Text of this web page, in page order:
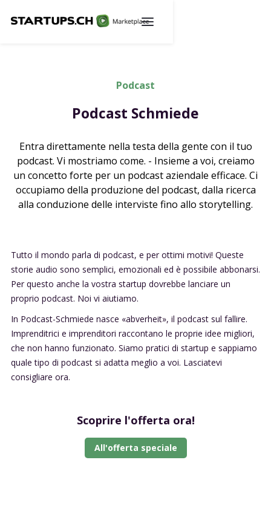
Podcast
Podcast Schmiede
Entra direttamente nella testa della gente con il tuo
podcast. Vi mostriamo come. - Insieme a voi, creiamo
un concetto forte per un podcast aziendale efficace. Ci
occupiamo della produzione del podcast, dalla ricerca
alla conduzione delle interviste fino allo storytelling.
Tutto il mondo parla di podcast, e per ottimi motivi! Queste
storie audio sono semplici, emozionali ed è possibile abbonarsi.
Per questo anche la vostra startup dovrebbe lanciare un
proprio podcast. Noi vi aiutiamo.
In Podcast-Schmiede nasce «abverheit», il podcast sul fallire.
Imprenditrici e imprenditori raccontano le proprie idee migliori,
che non hanno funzionato. Siamo pratici di startup e sappiamo
quale tipo di podcast si adatta meglio a voi. Lasciatevi
consigliare ora.
Scoprire l'offerta ora!
All'offerta speciale